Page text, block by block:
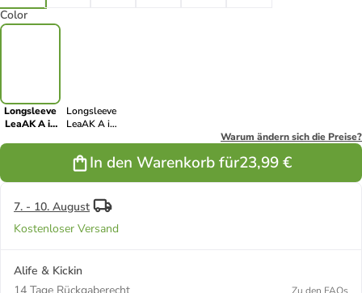
Color
Longsleeve
LeaAK A in
Longsleeve
LeaAK A in
Warum ändern sich die Preise?
In den Warenkorb für23,99 €
7. - 10. August
Kostenloser Versand
Alife & Kickin